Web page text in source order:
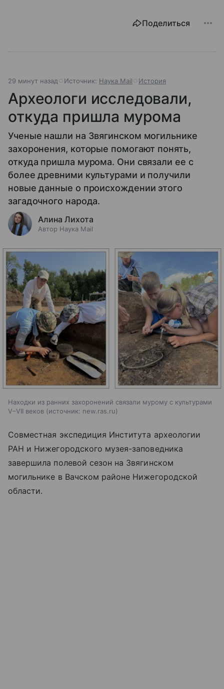
Поделиться
29 минут назад Источник: Наука Mail История
Археологи исследовали,
откуда пришла мурома
Ученые нашли на Звягинском могильнике
захоронения, которые помогают понять,
откуда пришла мурома. Они связали ее с
более древними культурами и получили
новые данные о происхождении этого
загадочного народа.
Алина Лихота
Автор Наука Mail
Находки из ранних захоронений связали мурому с культурами
V–VII веков
источник: new.ras.ru
Совместная экспедиция Института археологии
РАН и Нижегородского музея-заповедника
завершила полевой сезон на Звягинском
могильнике в Вачском районе Нижегородской
области.